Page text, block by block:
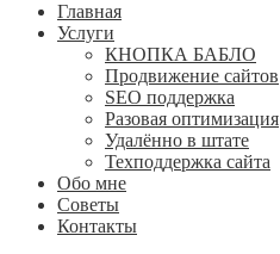
Главная
Услуги
КНОПКА БАБЛО
Продвижение сайтов
SEO поддержка
Разовая оптимизация
Удалённо в штате
Техподдержка сайта
Обо мне
Советы
Контакты